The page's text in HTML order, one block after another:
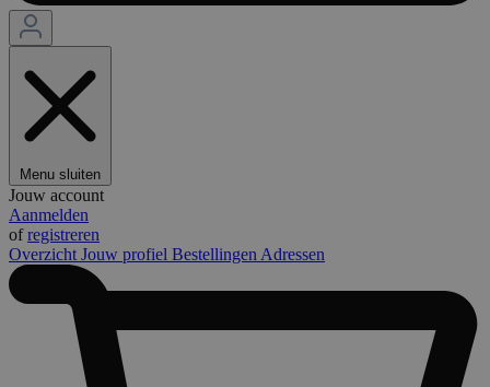
Menu sluiten
Jouw account
Aanmelden
ofregistreren
Overzicht Jouw profiel Bestellingen Adressen